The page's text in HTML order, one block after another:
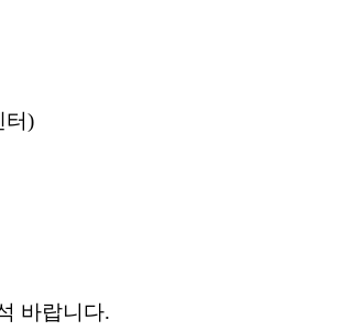
)
바랍니다.